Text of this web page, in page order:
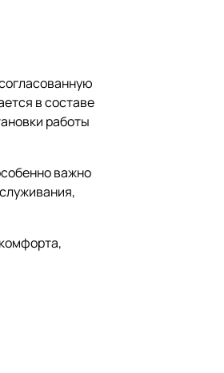
в составе
работы
важно